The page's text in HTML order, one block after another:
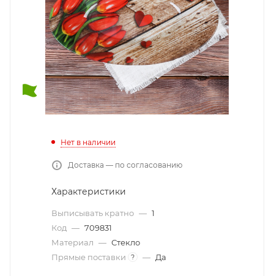
Нет в наличии
Доставка — по согласованию
Характеристики
Выписывать кратно — 1
Код — 709831
Материал — Стекло
Прямые поставки
? — Да